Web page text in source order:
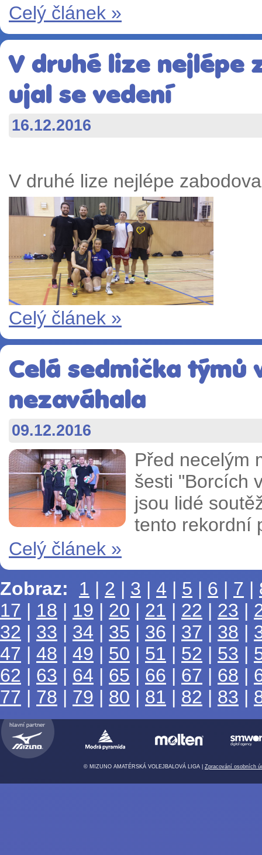
Celý článek »
V druhé lize nejlépe
ujal se vedení
16.12.2016
V druhé lize nejlépe
Celý článek »
Celá sedmička týmů
nezaváhala
09.12.2016
Před necelým
šesti "Borcích
jsou lidé
tento rekordní
Celý článek »
Zobraz:
1 | 2 | 3 | 4 | 5 | 6 | 7 |
17 | 18 | 19 | 20 | 21 | 22 | 23 |
32 | 33 | 34 | 35 | 36 | 37 | 38 |
47 | 48 | 49 | 50 | 51 | 52 | 53 |
62 | 63 | 64 | 65 | 66 | 67 | 68 |
77 | 78 | 79 | 80 | 81 | 82 | 83 |
© MIZUNO AMATÉRSKÁ VOLEJBALOVÁ LIGA | Zpracování osobních